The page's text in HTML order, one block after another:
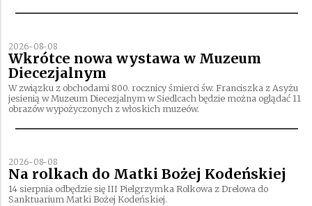
2026-08-08
Wkrótce nowa wystawa w Muzeum
Diecezjalnym
W związku z obchodami 800. rocznicy śmierci św. Franciszka z Asyżu
jesienią w Muzeum Diecezjalnym w Siedlcach będzie można oglądać 11
obrazów wypożyczonych z włoskich muzeów.
2026-08-08
Na rolkach do Matki Bożej Kodeńskiej
14 sierpnia odbędzie się III Pielgrzymka Rolkowa z Drelowa do
Sanktuarium Matki Bożej Kodeńskiej.